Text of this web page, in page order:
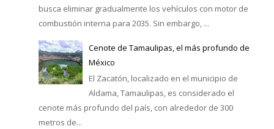
busca eliminar gradualmente los vehículos con motor de
combustión interna para 2035. Sin embargo, ...
Cenote de Tamaulipas, el más profundo de
México
El Zacatón, localizado en el municipio de
Aldama, Tamaulipas, es considerado el
cenote más profundo del país, con alrededor de 300
metros de...